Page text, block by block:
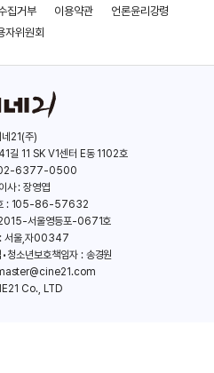
2047: 지구 최후의 날
집거부 이용약관
언론윤리강령
자위원회
네21(주)
길 11 SK V1센터 E동 1102호
02-6377-0500
사 : 장영엽
호 : 105-86-57632
2015-서울영등포-0671호
: 서울,자00347
청소년보호책임자 : 송경원
Co., LTD